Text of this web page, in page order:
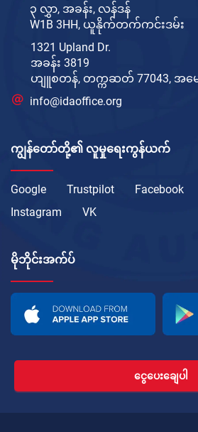
၃ လွှာ, အခန်း, လန်ဒန်
W1B 3HH, ယူနိုက်တက်ကင်းဒမ်း
1321 Upland Dr.
အခန်း 3819
ဟျူစတန်, တက္ကဆတ် 77043, အမ
info@idaoffice.org
ကျွန်တော်တို့၏ လူမှုရေးကွန်ယက်
Google Trustpilot Facebook
Instagram
VK
မိုဘိုင်းအက်ပ်
ငွေပေးချေပါ